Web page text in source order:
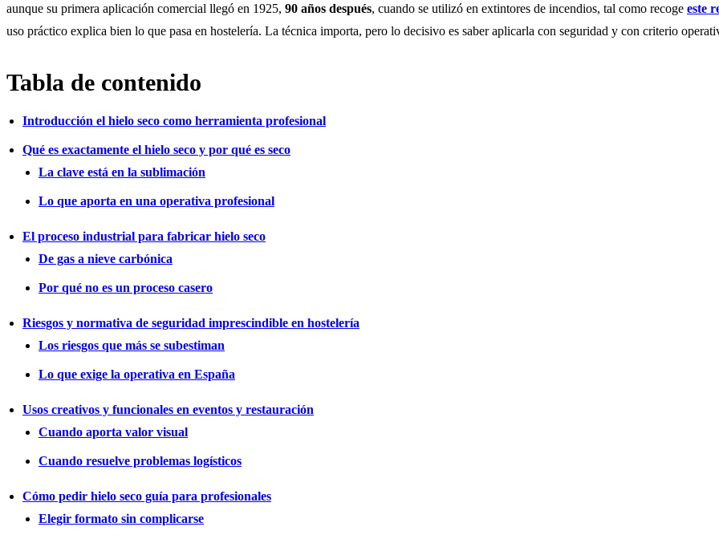
aunque su primera aplicación comercial llegó en 1925, 90 años después, cuando se utilizó en extintores de incendios, tal como recoge este
uso práctico explica bien lo que pasa en hostelería. La técnica importa, pero lo decisivo es saber aplicarla con seguridad y con criterio
Tabla de contenido
Introducción el hielo seco como herramienta profesional
Qué es exactamente el hielo seco y por qué es seco
La clave está en la sublimación
Lo que aporta en una operativa profesional
El proceso industrial para fabricar hielo seco
De gas a nieve carbónica
Por qué no es un proceso casero
Riesgos y normativa de seguridad imprescindible en hostelería
Los riesgos que más se subestiman
Lo que exige la operativa en España
Usos creativos y funcionales en eventos y restauración
Cuando aporta valor visual
Cuando resuelve problemas logísticos
Cómo pedir hielo seco guía para profesionales
Elegir formato sin complicarse